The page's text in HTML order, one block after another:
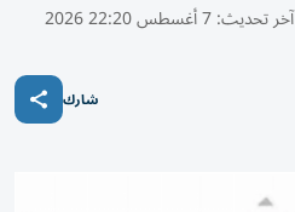
آخر تحديث:7 أغسطس 22:20 2026
شارك